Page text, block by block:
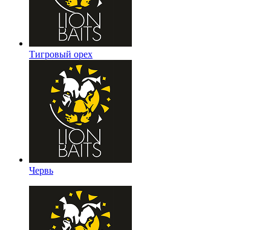
Тигровый орех
Червь